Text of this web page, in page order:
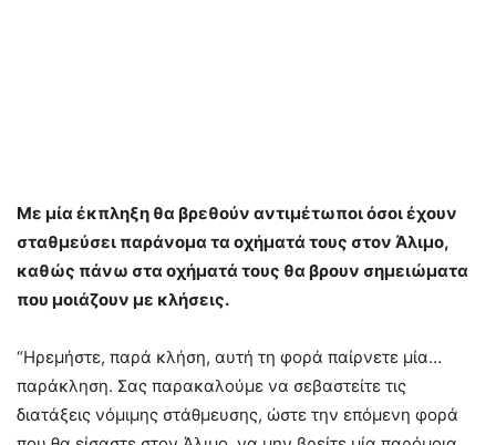
Με μία έκπληξη θα βρεθούν αντιμέτωποι όσοι έχουν
σταθμεύσει παράνομα τα οχήματά τους στον Άλιμο,
καθώς πάνω στα οχήματά τους θα βρουν σημειώματα
που μοιάζουν με κλήσεις.
“Ηρεμήστε, παρά κλήση, αυτή τη φορά παίρνετε μία…
παράκληση. Σας παρακαλούμε να σεβαστείτε τις
διατάξεις νόμιμης στάθμευσης, ώστε την επόμενη φορά